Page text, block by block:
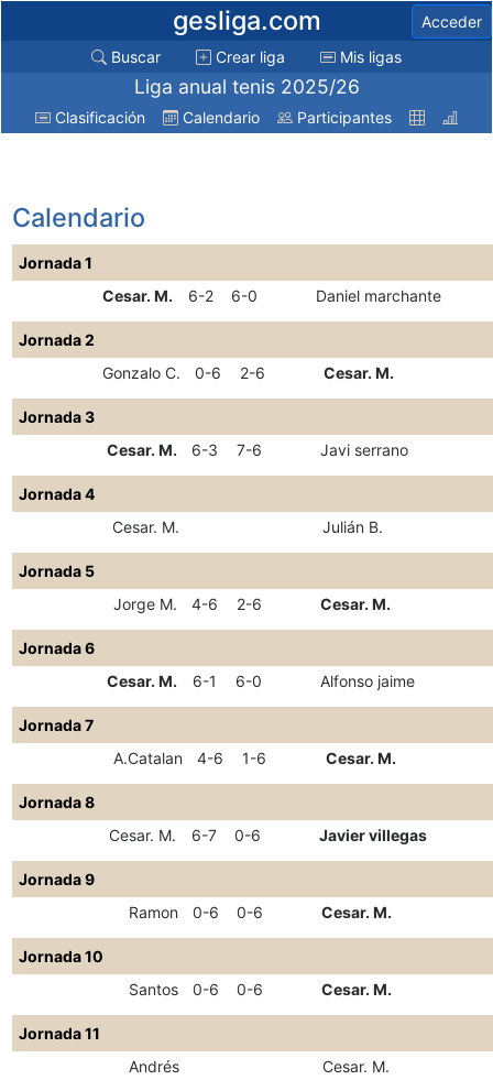
gesliga.com
Acceder
Buscar
Crear liga Mis ligas
Liga anual tenis 2025/26
Clasificación Calendario Participantes
Calendario
Jornada 1
Cesar. M.
6-2 6-0 Daniel marchante
Jornada 2
Gonzalo C.
0-6 2-6 Cesar. M.
Jornada 3
Cesar. M.
6-3 7-6 Javi serrano
Jornada 4
Cesar. M.
Julián B.
Jornada 5
Jorge M.
4-6 2-6 Cesar. M.
Jornada 6
Cesar. M.
6-1 6-0 Alfonso jaime
Jornada 7
A.Catalan
4-6 1-6 Cesar. M.
Jornada 8
Cesar. M.
6-7 0-6 Javier villegas
Jornada 9
Ramon
0-6 0-6 Cesar. M.
Jornada 10
Santos
0-6 0-6 Cesar. M.
Jornada 11
Andrés
Cesar. M.